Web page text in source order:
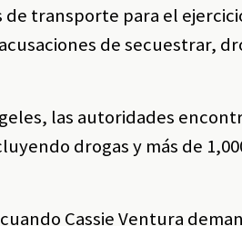
transporte para el
de secuestrar,
las autoridades
drogas y más de
Cassie Ventura